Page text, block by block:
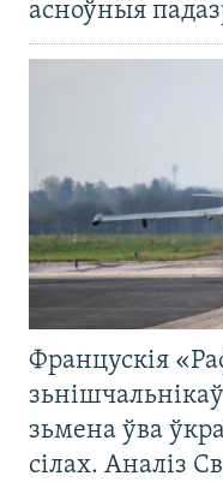
асноўныя
Францускія
зьмена ўва
сілах. Аналіз